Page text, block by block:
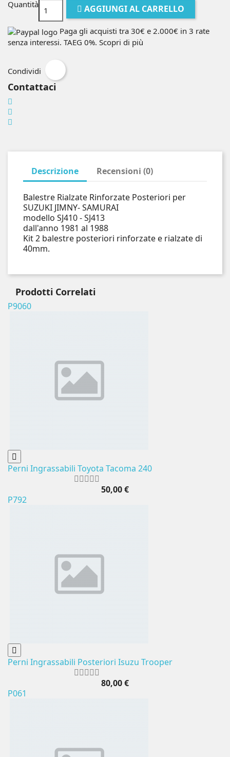
Quantità AGGIUNGI AL CARRELLO
Paga gli acquisti tra 30€ e 2.000€ in 3 rate
senza interessi. TAEG 0%. Scopri di più
Condividi
Contattaci
Descrizione Recensioni (0)
Balestre Rialzate Rinforzate Posteriori per
SUZUKI JIMNY- SAMURAI
modello SJ410 - SJ413
dall'anno 1981 al 1988
Kit 2 balestre posteriori rinforzate e rialzate di
40mm.
Prodotti Correlati
P9060
Perni Ingrassabili Toyota Tacoma 240
50,00 €
P792
Perni Ingrassabili Posteriori Isuzu Trooper
80,00 €
P061